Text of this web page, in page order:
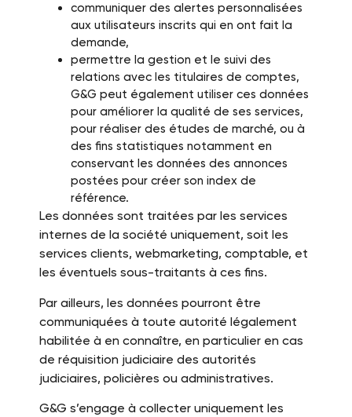
communiquer des alertes personnalisées
aux utilisateurs inscrits qui en ont fait la
demande,
permettre la gestion et le suivi des
relations avec les titulaires de comptes,
G&G peut également utiliser ces données
pour améliorer la qualité de ses services,
pour réaliser des études de marché, ou à
des fins statistiques notamment en
conservant les données des annonces
postées pour créer son index de
référence.
Les données sont traitées par les services
internes de la société uniquement, soit les
services clients, webmarketing, comptable, et
les éventuels sous-traitants à ces fins.
Par ailleurs, les données pourront être
communiquées à toute autorité légalement
habilitée à en connaître, en particulier en cas
de réquisition judiciaire des autorités
judiciaires, policières ou administratives.
G&G s’engage à collecter uniquement les